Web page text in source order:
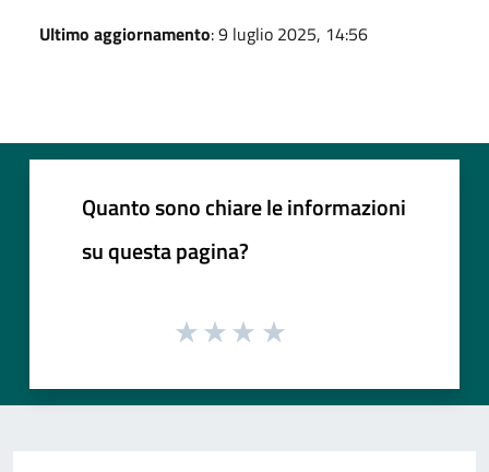
Ultimo aggiornamento: 9 luglio 2025, 14:56
Quanto sono chiare le informazioni
su questa pagina?